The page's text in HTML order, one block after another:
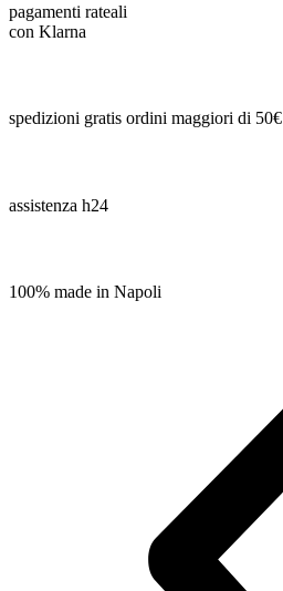
pagamenti rateali
con Klarna
spedizioni gratis ordini maggiori di 50€
assistenza h24
100% made in Napoli